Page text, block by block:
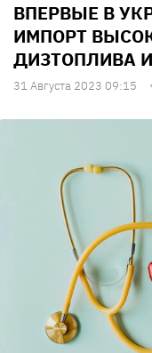
ВПЕРВЫЕ В
ИМПОРТ
ДИЗТОПЛИВА
31 Августа 2023 09:15